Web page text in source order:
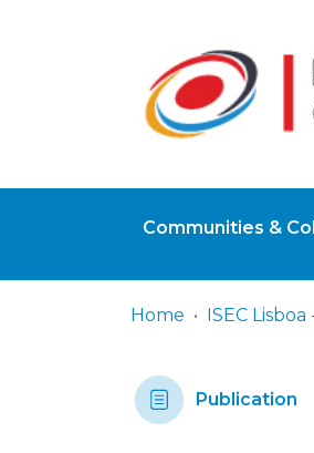
Communities &
Home
Publication